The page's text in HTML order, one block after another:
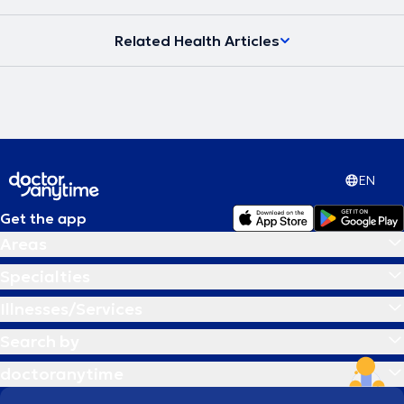
Related Health Articles
EN
Get the app